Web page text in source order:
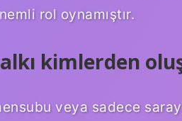
rol oynamıştır.
kimlerden
veya sadece